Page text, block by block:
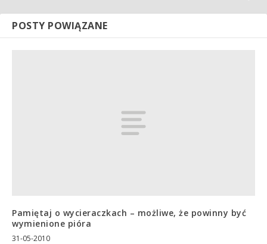
POSTY POWIĄZANE
Pamiętaj o wycieraczkach – możliwe, że powinny być
wymienione pióra
31-05-2010